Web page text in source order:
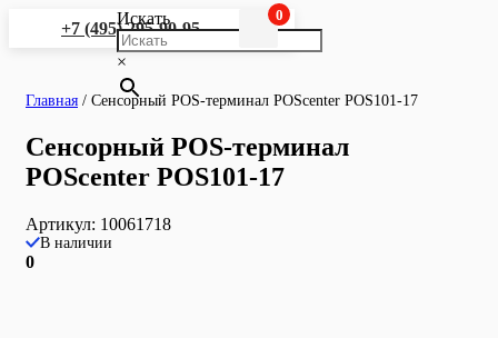
+7 (495) 295-90-95
Искать
×
0
Главная / Сенсорный POS-терминал POScenter POS101-17
Сенсорный POS-терминал
POScenter POS101-17
Артикул: 10061718
В наличии
0